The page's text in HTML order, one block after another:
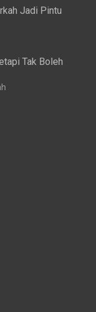
Jadi Pintu
Tak Boleh